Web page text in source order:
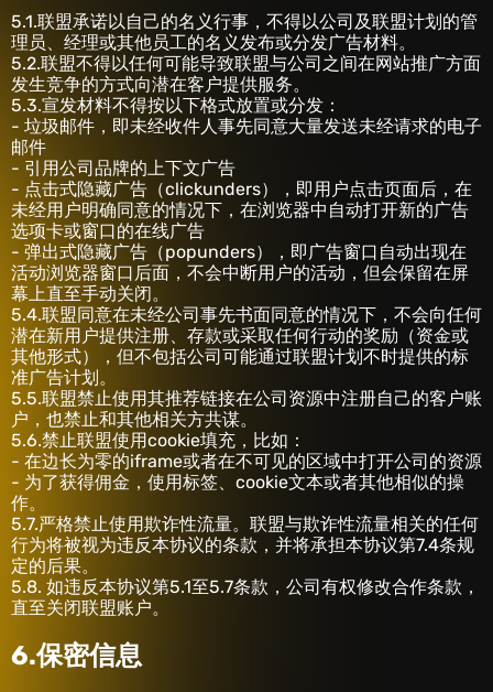
‎5.1.联盟承诺以自己的名义行事，不得以公司及联盟计划的管
理员、经理或其他员工的名义发布或分发广告材料。
5.2.联盟不得以任何可能导致联盟与公司之间在网站推广方面
发生竞争的方式向潜在客户提供服务。
5.3.宣发材料不得按以下格式放置或分发：
- 垃圾邮件，即未经收件人事先同意大量发送未经请求的电子
邮件
- 引用公司品牌的上下文广告
- 点击式隐藏广告（clickunders），即用户点击页面后，在
未经用户明确同意的情况下，在浏览器中自动打开新的广告
选项卡或窗口的在线广告
- 弹出式隐藏广告（popunders），即广告窗口自动出现在
活动浏览器窗口后面，不会中断用户的活动，但会保留在屏
幕上直至手动关闭。
5.4.联盟同意在未经公司事先书面同意的情况下，不会向任何
潜在新用户提供注册、存款或采取任何行动的奖励（资金或
其他形式），但不包括公司可能通过联盟计划不时提供的标
准广告计划。
5.5.联盟禁止使用其推荐链接在公司资源中注册自己的客户账
户，也禁止和其他相关方共谋。
5.6.禁止联盟使用cookie填充，比如：
- 在边长为零的iframe或者在不可见的区域中打开公司的资源
- 为了获得佣金，使用标签、cookie文本或者其他相似的操
作。
5.7.严格禁止使用欺诈性流量。联盟与欺诈性流量相关的任何
行为将被视为违反本协议的条款，并将承担本协议第7.4条规
定的后果。
5.8. 如违反本协议第5.1至5.7条款，公司有权修改合作条款，
直至关闭联盟账户。
6.保密信息